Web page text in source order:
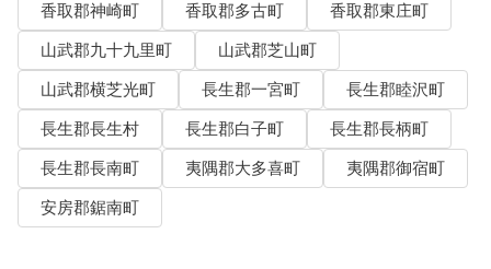
香取郡神崎町
香取郡多古町
香取郡東庄町
山武郡九十九里町
山武郡芝山町
山武郡横芝光町
長生郡一宮町
長生郡睦沢町
長生郡長生村
長生郡白子町
長生郡長柄町
長生郡長南町
夷隅郡大多喜町
夷隅郡御宿町
安房郡鋸南町